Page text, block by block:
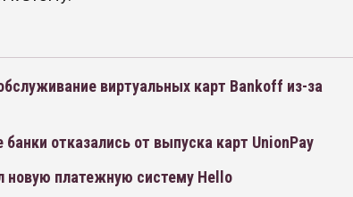
виртуальных карт Bankoff из-за
отказались от выпуска карт UnionPay
новую платежную систему Hello